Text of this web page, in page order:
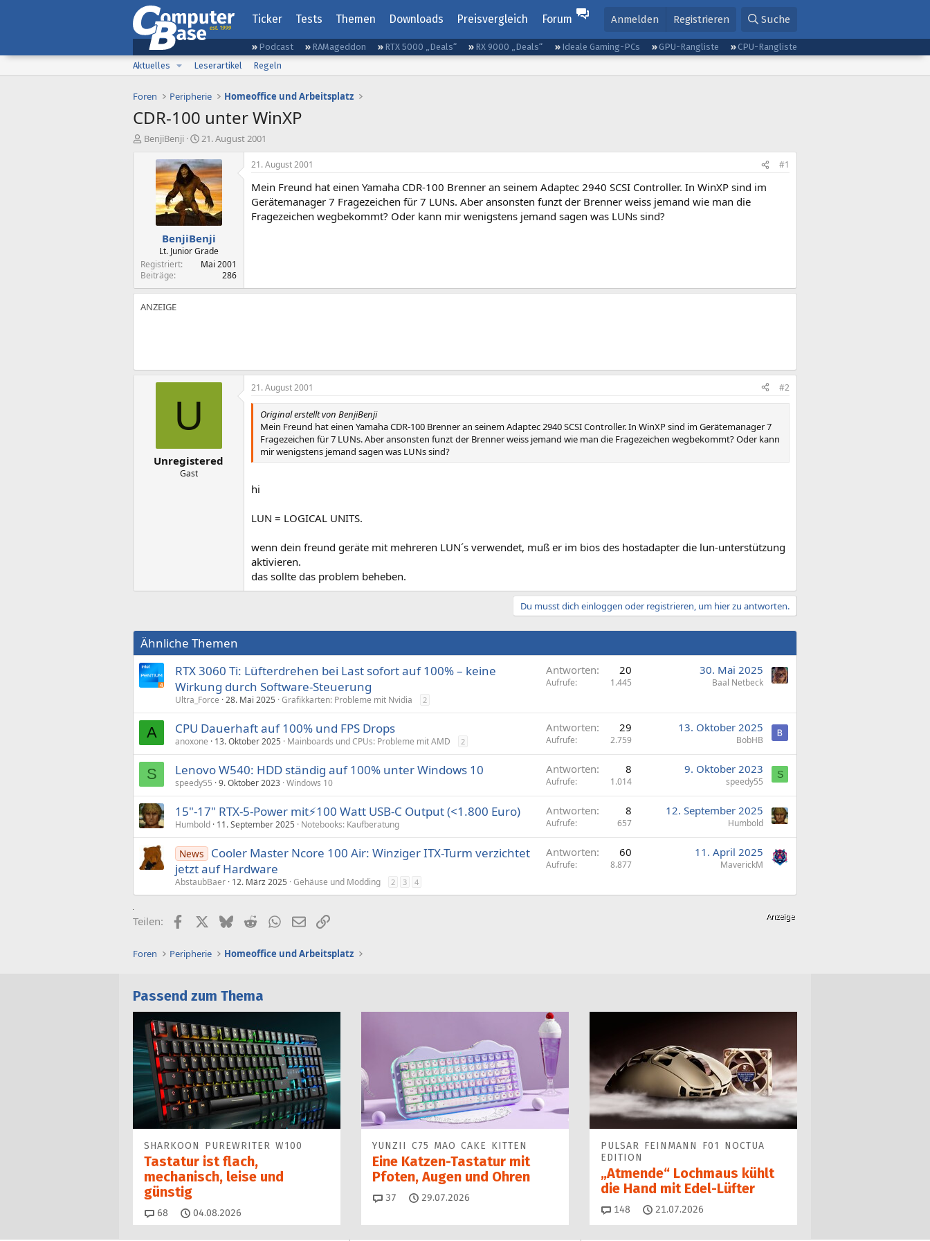
Ticker Tests Themen Downloads Preisvergleich Forum Anmelden Registrieren Suche
Podcast RAMageddon RTX 5000 „Deals“ RX 9000 „Deals“ Ideale Gaming-PCs GPU-Rangliste
CPU-Rangliste
Aktuelles
Leserartikel Regeln
Foren Peripherie Homeoffice und Arbeitsplatz
CDR-100 unter WinXP
E
BenjiBenji
E
s
t
e
l
l
t
a
m
21. August 2001
BenjiBenji
Lt. Junior Grade
Registriert
Mai 2001
Beiträge
286
21. August 2001 #1
Mein Freund hat einen Yamaha CDR-100 Brenner an seinem Adaptec 2940 SCSI Controller. In WinXP sind im
Gerätemanager 7 Fragezeichen für 7 LUNs. Aber ansonsten funzt der Brenner weiss jemand wie man die
Fragezeichen wegbekommt? Oder kann mir wenigstens jemand sagen was LUNs sind?
U
Unregistered
Gast
21. August 2001 #2
Original erstellt von BenjiBenji
Mein Freund hat einen Yamaha CDR-100 Brenner an seinem Adaptec 2940 SCSI Controller. In WinXP sind im Gerätemanager 7
Fragezeichen für 7 LUNs. Aber ansonsten funzt der Brenner weiss jemand wie man die Fragezeichen wegbekommt? Oder kann
mir wenigstens jemand sagen was LUNs sind?
hi
LUN = LOGICAL UNITS.
wenn dein freund geräte mit mehreren LUN´s verwendet, muß er im bios des hostadapter die lun-unterstützung
aktivieren.
das sollte das problem beheben.
Du musst dich einloggen oder registrieren, um hier zu antworten.
Ähnliche Themen
RTX 3060 Ti: Lüfterdrehen bei Last sofort auf 100% – keine
Wirkung durch Software-Steuerung
Ultra_Force 28. Mai 2025 Grafikkarten: Probleme mit Nvidia 2
Antworten 20
Aufrufe 1.445
30. Mai 2025
Baal Netbeck
A CPU Dauerhaft auf 100% und FPS Drops
anoxone 13. Oktober 2025 Mainboards und CPUs: Probleme mit AMD 2
Antworten 29
Aufrufe 2.759
13. Oktober 2025
BobHB
S Lenovo W540: HDD ständig auf 100% unter Windows 10
speedy55 9. Oktober 2023 Windows 10
Antworten 8
Aufrufe 1.014
9. Oktober 2023
speedy55
S
15"-17" RTX-5-Power mit⚡100 Watt USB-C Output (<1.800 Euro)
Humbold 11. September 2025 Notebooks: Kaufberatung
Antworten 8
Aufrufe 657
12. September 2025
Humbold
News
Cooler Master Ncore 100 Air: Winziger ITX-Turm verzichtet
jetzt auf Hardware
AbstaubBaer 12. März 2025 Gehäuse und Modding 2 3 4
Antworten 60
Aufrufe 8.877
11. April 2025
MaverickM
Teilen: FacebookX (Twitter)
BlueskyRedditWhatsApp
E-MailLink
Foren Peripherie Homeoffice und Arbeitsplatz
Passend zum Thema
SHARKOON PUREWRITER W100
Tastatur ist flach,
mechanisch, leise und
günstig
68 Kommentare
04.08.2026
YUNZII C75 MAO CAKE KITTEN
Eine Katzen-Tastatur mit
Pfoten, Augen und Ohren
37 Kommentare
29.07.2026
PULSAR FEINMANN F01 NOCTUA
EDITION
„Atmende“ Lochmaus kühlt
die Hand mit Edel-Lüfter
148 Kommentare
21.07.2026